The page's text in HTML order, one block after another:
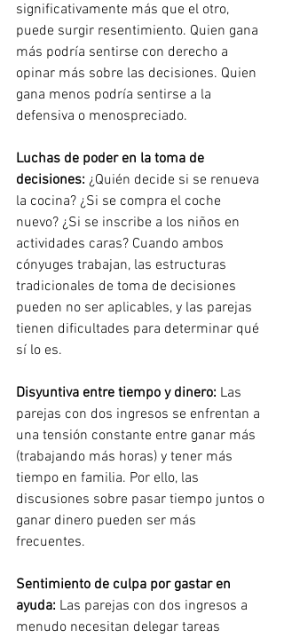
significativamente más que el otro,
puede surgir resentimiento. Quien gana
más podría sentirse con derecho a
opinar más sobre las decisiones. Quien
gana menos podría sentirse a la
defensiva o menospreciado.
Luchas de poder en la toma de
decisiones: ¿Quién decide si se renueva
la cocina? ¿Si se compra el coche
nuevo? ¿Si se inscribe a los niños en
actividades caras? Cuando ambos
cónyuges trabajan, las estructuras
tradicionales de toma de decisiones
pueden no ser aplicables, y las parejas
tienen dificultades para determinar qué
sí lo es.
Disyuntiva entre tiempo y dinero: Las
parejas con dos ingresos se enfrentan a
una tensión constante entre ganar más
(trabajando más horas) y tener más
tiempo en familia. Por ello, las
discusiones sobre pasar tiempo juntos o
ganar dinero pueden ser más
frecuentes.
Sentimiento de culpa por gastar en
ayuda: Las parejas con dos ingresos a
menudo necesitan delegar tareas